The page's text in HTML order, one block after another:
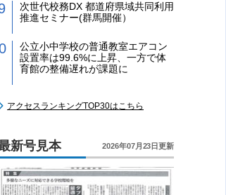
次世代校務DX 都道府県域共同利用
推進セミナー(群馬開催）
公立小中学校の普通教室エアコン
設置率は99.6%に上昇、一方で体
育館の整備遅れが課題に
アクセスランキングTOP30はこちら
新号見本 2026年07月23日更新